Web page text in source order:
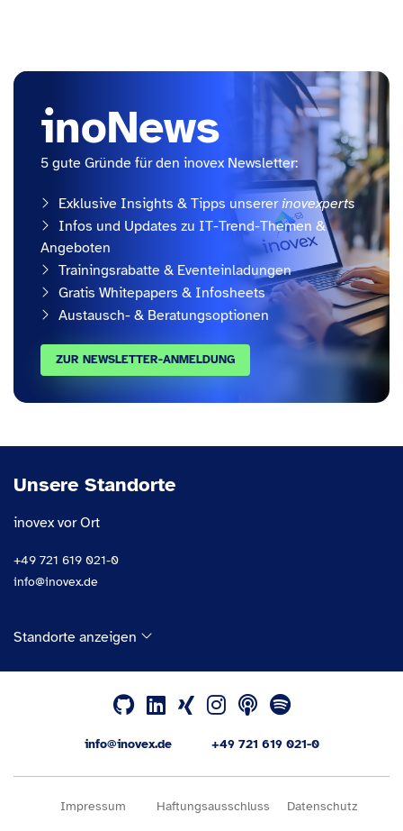
inoNews
5 gute Gründe für den inovex Newsletter:
Exklusive Insights & Tipps unserer inovexperts
Infos und Updates zu IT-Trend-Themen &
Angeboten
Trainingsrabatte & Eventeinladungen
Gratis Whitepapers & Infosheets
Austausch- & Beratungsoptionen
ZUR NEWSLETTER-ANMELDUNG
Unsere Standorte
inovex vor Ort
+49 721 619 021-0
info@inovex.de
Standorte anzeigen
info@inovex.de +49 721 619 021-0
Impressum Haftungsausschluss Datenschutz